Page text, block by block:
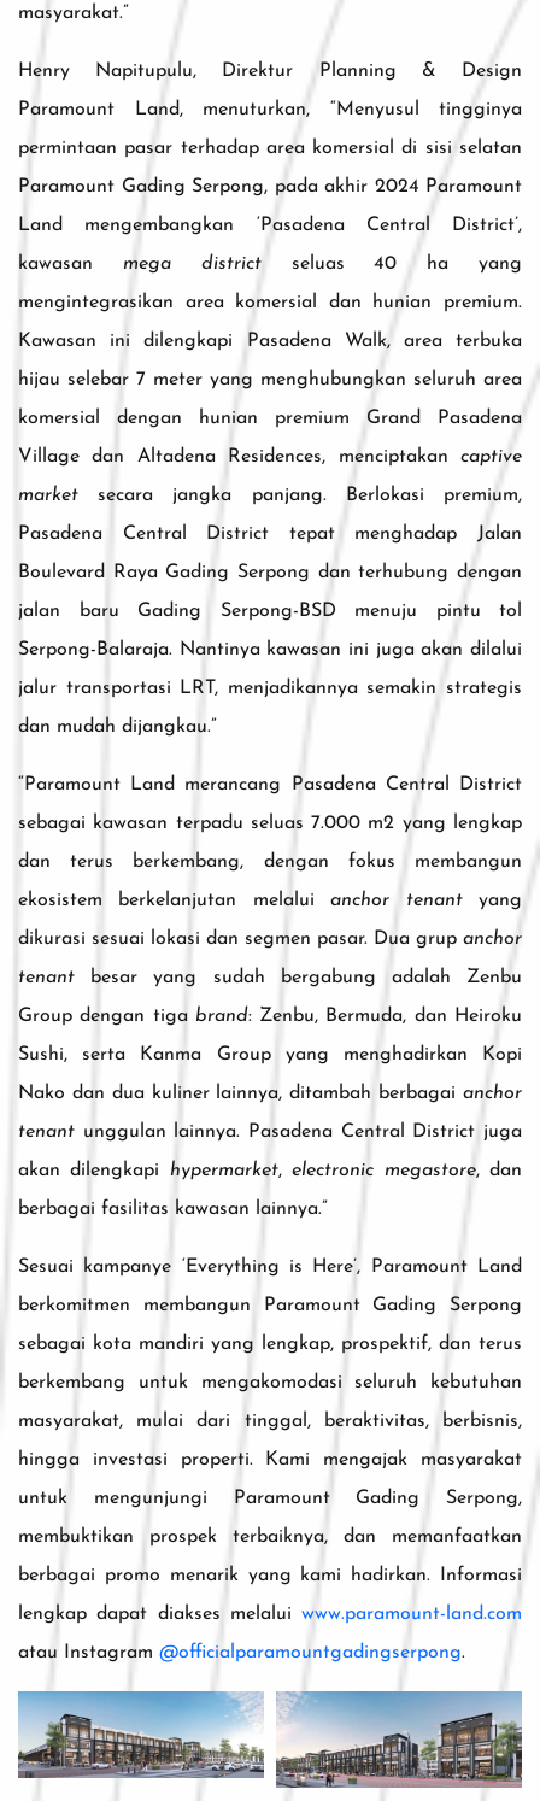
masyarakat.”
Henry Napitupulu, Direktur Planning & Design
Paramount Land, menuturkan, “Menyusul tingginya
permintaan pasar terhadap area komersial di sisi selatan
Paramount Gading Serpong, pada akhir 2024 Paramount
Land mengembangkan ‘Pasadena Central District’,
kawasan mega districtseluas 40 ha yang
mengintegrasikan area komersial dan hunian premium.
Kawasan ini dilengkapi Pasadena Walk, area terbuka
hijau selebar 7 meter yang menghubungkan seluruh area
komersial dengan hunian premium Grand Pasadena
Village dan Altadena Residences, menciptakan captive
market secara jangka panjang. Berlokasi premium,
Pasadena Central District tepat menghadap Jalan
Boulevard Raya Gading Serpong dan terhubung dengan
jalan baru Gading Serpong-BSD menuju pintu tol
Serpong-Balaraja. Nantinya kawasan ini juga akan dilalui
jalur transportasi LRT, menjadikannya semakin strategis
dan mudah dijangkau.”
“Paramount Land merancang Pasadena Central District
sebagai kawasan terpadu seluas 7.000 m2 yang lengkap
dan terus berkembang, dengan fokus membangun
ekosistem berkelanjutan melaluianchor tenantyang
dikurasi sesuai lokasi dan segmen pasar. Dua grup anchor
tenant besar yang sudah bergabung adalah Zenbu
Group dengan tiga brand: Zenbu, Bermuda, dan Heiroku
Sushi, serta Kanma Group yang menghadirkan Kopi
Nako dan dua kuliner lainnya, ditambah berbagai anchor
tenant unggulan lainnya. Pasadena Central District juga
akan dilengkapi hypermarket,electronic megastore, dan
berbagai fasilitas kawasan lainnya.”
Sesuai kampanye ‘Everything is Here’, Paramount Land
berkomitmen membangun Paramount Gading Serpong
sebagai kota mandiri yang lengkap, prospektif, dan terus
berkembang untuk mengakomodasi seluruh kebutuhan
masyarakat, mulai dari tinggal, beraktivitas, berbisnis,
hingga investasi properti. Kami mengajak masyarakat
untuk mengunjungi Paramount Gading Serpong,
membuktikan prospek terbaiknya, dan memanfaatkan
berbagai promo menarik yang kami hadirkan. Informasi
lengkap dapat diakses melalui www.paramount-land.com
atau Instagram @officialparamountgadingserpong.